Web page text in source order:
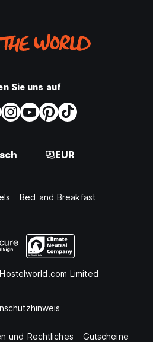
Sie uns auf
EUR
Bed and Breakfast
Limited
und Rechtliches Gutscheine